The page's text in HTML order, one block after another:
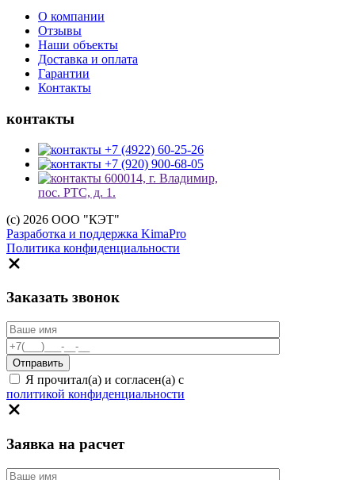
О компании
Отзывы
Наши объекты
Доставка и оплата
Гарантии
Контакты
контакты
+7 (4922) 60-25-26
+7 (920) 900-68-05
600014, г. Владимир,
пос. РТС, д. 1.
(c) 2026 ООО "КЭТ"
Разработка и поддержка KimaPro
Политика конфиденциальности
Заказать звонок
Я прочитал(а) и согласен(а) с
политикой конфиденциальности
Заявка на расчет